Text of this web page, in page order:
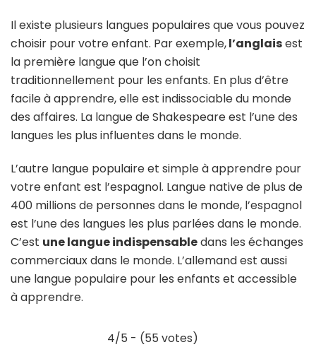
Il existe plusieurs langues populaires que vous pouvez
choisir pour votre enfant. Par exemple,l’anglaisest
la première langue que l’on choisit
traditionnellement pour les enfants. En plus d’être
facile à apprendre, elle est indissociable du monde
des affaires. La langue de Shakespeare est l’une des
langues les plus influentes dans le monde.
L’autre langue populaire et simple à apprendre pour
votre enfant est l’espagnol. Langue native de plus de
400 millions de personnes dans le monde, l’espagnol
est l’une des langues les plus parlées dans le monde.
C’est une langue indispensabledans les échanges
commerciaux dans le monde. L’allemand est aussi
une langue populaire pour les enfants et accessible
à apprendre.
4/5 - (55 votes)